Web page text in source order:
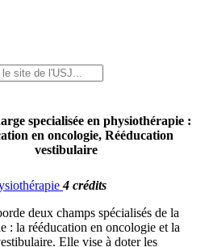
specialisée en physiothérapie :
en oncologie, Rééducation
vestibulaire
4 crédits
deux champs spécialisés de la
: la rééducation en oncologie et la
Elle vise à doter les